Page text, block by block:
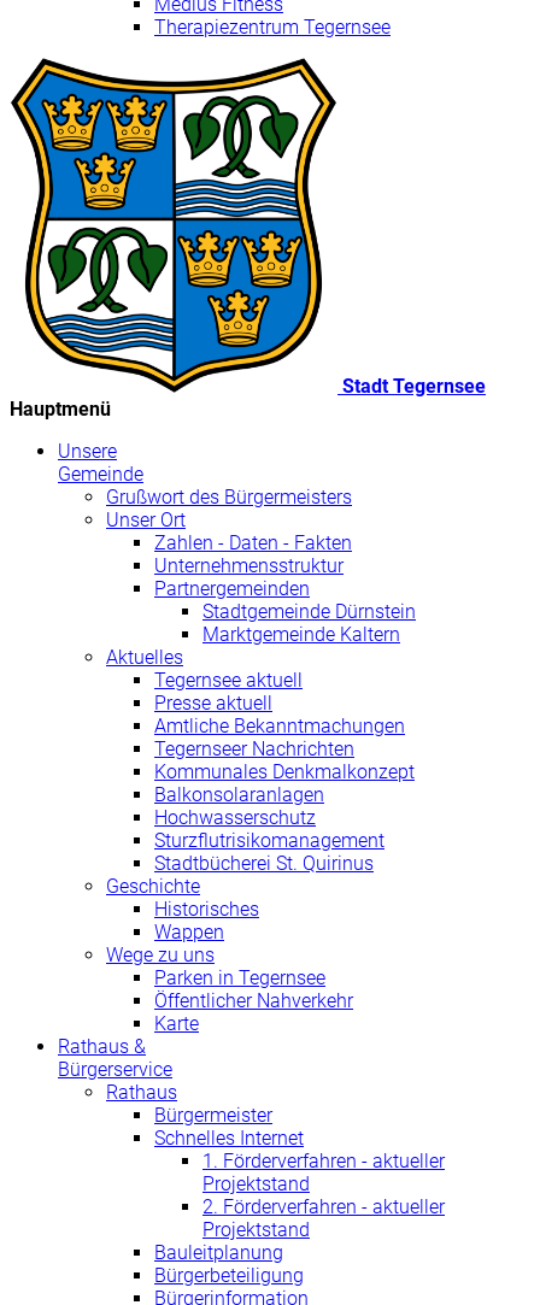
Therapiezentrum Tegernsee
Stadt Tegernsee
Hauptmenü
Unsere
Gemeinde
Grußwort des Bürgermeisters
Unser Ort
Zahlen - Daten - Fakten
Unternehmensstruktur
Partnergemeinden
Stadtgemeinde Dürnstein
Marktgemeinde Kaltern
Aktuelles
Tegernsee aktuell
Presse aktuell
Amtliche Bekanntmachungen
Tegernseer Nachrichten
Kommunales Denkmalkonzept
Balkonsolaranlagen
Hochwasserschutz
Sturzflutrisikomanagement
Stadtbücherei St. Quirinus
Geschichte
Historisches
Wappen
Wege zu uns
Parken in Tegernsee
Öffentlicher Nahverkehr
Karte
Rathaus &
Bürgerservice
Rathaus
Bürgermeister
Schnelles Internet
1. Förderverfahren - aktueller
Projektstand
2. Förderverfahren - aktueller
Projektstand
Bauleitplanung
Bürgerbeteiligung
Bürgerinformation